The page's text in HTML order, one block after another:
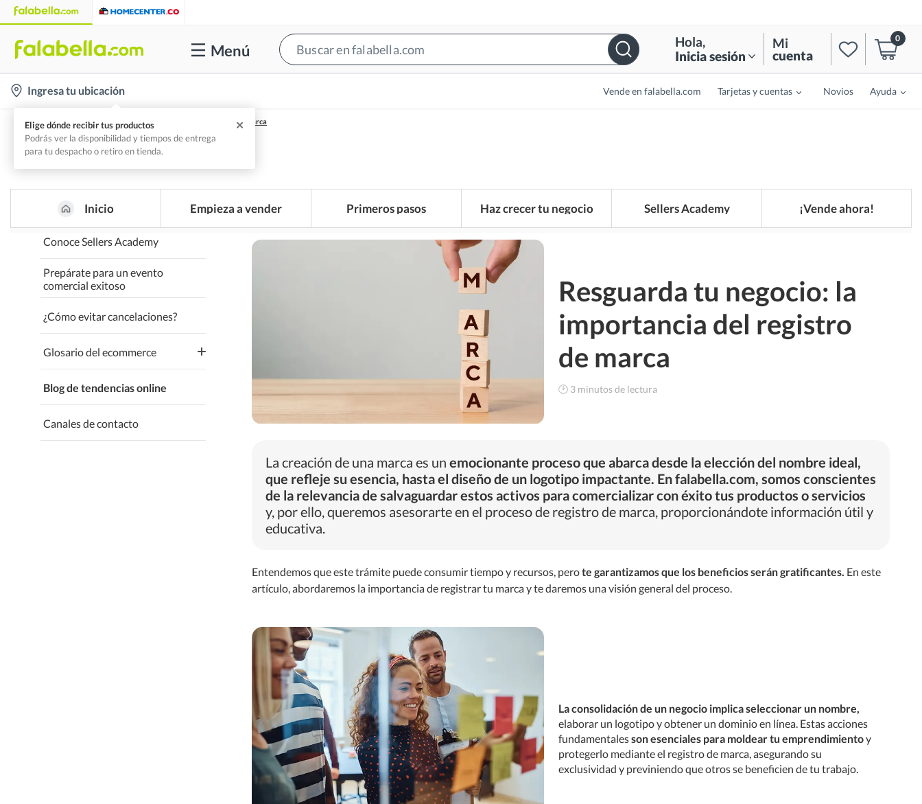
Menú
Bar
Hola,
Inicia sesión
Mi
cuenta
0
location-
Ingresa tu ubicación
Elige dónde recibir tus productos
Podrás ver la disponibilidad y tiempos de entrega
para tu despacho o retiro en tienda.
✕
Vende en falabella.com Tarjetas y cuentas Novios Ayuda
Home Resguarda Tu Negocio: La Importancia Del Registro De Marca
Inicio Empieza a vender Primeros pasos Haz crecer tu negocio Sellers Academy ¡Vende ahora!
Conoce Sellers Academy
Prepárate para un evento
comercial exitoso
¿Cómo evitar cancelaciones?
Glosario del ecommerce
A-B
C-D
Blog de tendencias online
Canales de contacto
Resguarda tu negocio: la
importancia del registro
de marca
🕑 3 minutos de lectura
La creación de una marca es un emocionante proceso que abarca desde la elección del nombre ideal,
que refleje su esencia, hasta el diseño de un logotipo impactante. En falabella.com, somos conscientes
de la relevancia de salvaguardar estos activos para comercializar con éxito tus productos o servicios
y, por ello, queremos asesorarte en el proceso de registro de marca, proporcionándote información útil y
educativa.
Entendemos que este trámite puede consumir tiempo y recursos, perote garantizamos que los beneficios serán gratificantes. En este
artículo, abordaremos la importancia de registrar tu marca y te daremos una visión general del proceso.
La consolidación de un negocio implica seleccionar un nombre,
elaborar un logotipo y obtener un dominio en línea. Estas acciones
fundamentalesson esenciales para moldear tu emprendimientoy
protegerlo mediante el registro de marca, asegurando su
exclusividad y previniendo que otros se beneficien de tu trabajo.